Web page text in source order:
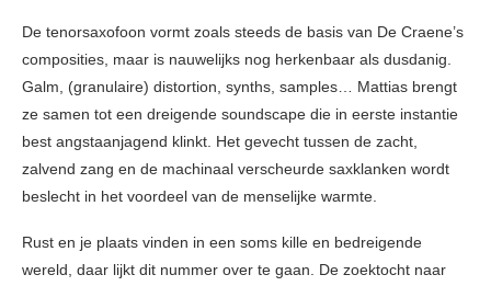
De tenorsaxofoon vormt zoals steeds de basis van De Craene’s
composities, maar is nauwelijks nog herkenbaar als dusdanig.
Galm, (granulaire) distortion, synths, samples… Mattias brengt
ze samen tot een dreigende soundscape die in eerste instantie
best angstaanjagend klinkt. Het gevecht tussen de zacht,
zalvend zang en de machinaal verscheurde saxklanken wordt
beslecht in het voordeel van de menselijke warmte.
Rust en je plaats vinden in een soms kille en bedreigende
wereld, daar lijkt dit nummer over te gaan. De zoektocht naar